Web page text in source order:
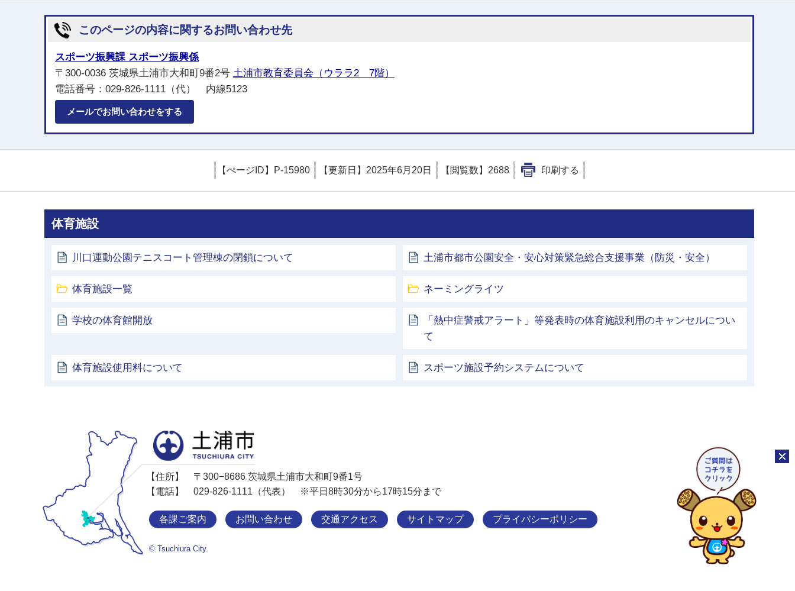
このページの内容に関するお問い合わせ先
スポーツ振興課 スポーツ振興係
〒300-0036 茨城県土浦市大和町9番2号 土浦市教育委員会（ウララ2 7階）
電話番号：029-826-1111（代） 内線5123
メールでお問い合わせをする
【ぺージID】 P-15980 【更新日】 2025年6月20日 【閲覧数】 2688 印刷する
体育施設
川口運動公園テニスコート管理棟の閉鎖について 土浦市都市公園安全・安心対策緊急総合支援事業（防災・安全）
体育施設一覧 ネーミングライツ
学校の体育館開放
「熱中症警戒アラート」等発表時の体育施設利用のキャンセルについ
て
体育施設使用料について スポーツ施設予約システムについて
【住所】
〒300−8686 茨城県土浦市大和町9番1号
【電話】
029-826-1111（代表） ※平日8時30分から17時15分まで
各課ご案内 お問い合わせ 交通アクセス サイトマップ プライバシーポリシー
© Tsuchiura City.
チャ